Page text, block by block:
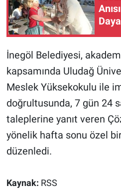
İnegöl Belediyesi,
kapsamında Uludağ
Meslek Yüksekokulu ile
doğrultusunda, 7 gün 24
taleplerine yanıt veren
yönelik hafta sonu özel
düzenledi.
Kaynak: RSS